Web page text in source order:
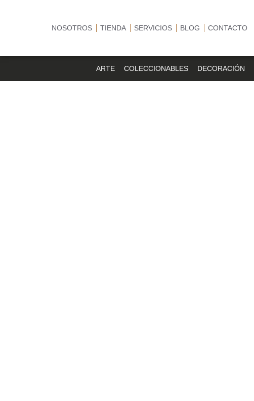
NOSOTROS TIENDA SERVICIOS BLOG CONTACTO
ARTE COLECCIONABLES DECORACIÓN